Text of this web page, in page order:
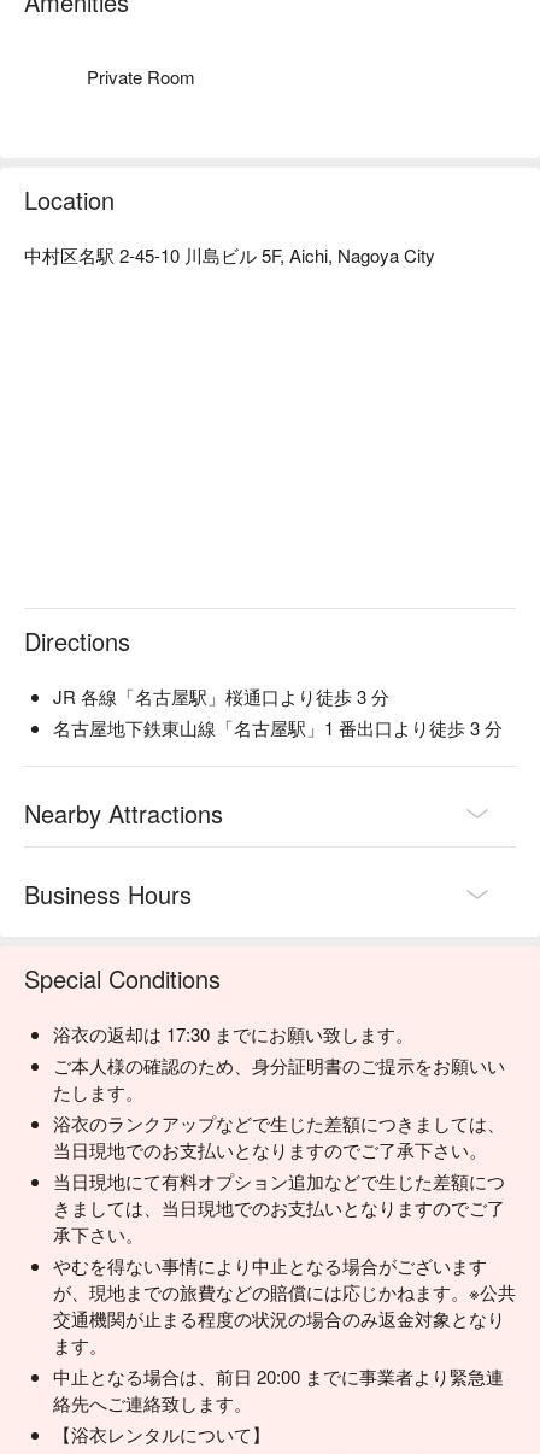
Private Room
Location
中村区名駅 2-45-10 川島ビル 5F, Aichi, Nagoya City
Directions
JR 各線「名古屋駅」桜通口より徒歩 3 分
名古屋地下鉄東山線「名古屋駅」1 番出口より徒歩 3 分
Nearby Attractions
Business Hours
Special Conditions
浴衣の返却は 17:30 までにお願い致します。
ご本人様の確認のため、身分証明書のご提示をお願いい
たします。
浴衣のランクアップなどで生じた差額につきましては、
当日現地でのお支払いとなりますのでご了承下さい。
当日現地にて有料オプション追加などで生じた差額につ
きましては、当日現地でのお支払いとなりますのでご了
承下さい。
やむを得ない事情により中止となる場合がございます
が、現地までの旅費などの賠償には応じかねます。※公共
交通機関が止まる程度の状況の場合のみ返金対象となり
ます。
中止となる場合は、前日 20:00 までに事業者より緊急連
絡先へご連絡致します。
【浴衣レンタルについて】